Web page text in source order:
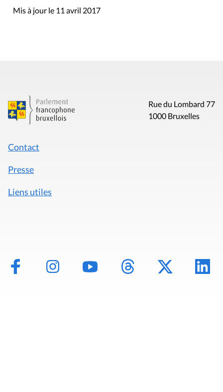
Mis à jour le 11 avril 2017
Rue du Lombard 77
1000 Bruxelles
Contact
Presse
Liens utiles